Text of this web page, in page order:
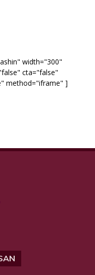
width="300"
cta="false"
method="iframe" ]